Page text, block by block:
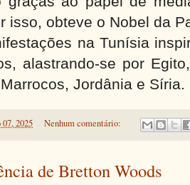
isso, obteve o Nobel da
na Tunísia
alastrando-se por
Jordânia e Síria.
2025 Nenhum comentário:
de Bretton Woods